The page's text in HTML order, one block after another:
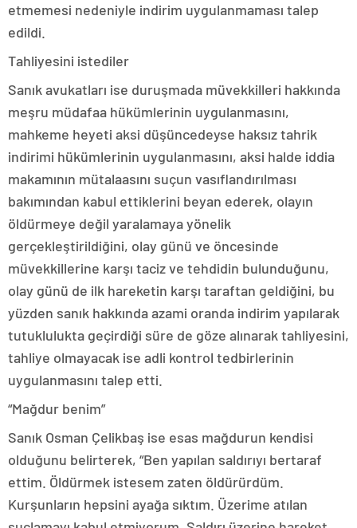
etmemesi nedeniyle indirim uygulanmaması talep
edildi.
Tahliyesini istediler
Sanık avukatları ise duruşmada müvekkilleri hakkında
meşru müdafaa hükümlerinin uygulanmasını,
mahkeme heyeti aksi düşüncedeyse haksız tahrik
indirimi hükümlerinin uygulanmasını, aksi halde iddia
makamının mütalaasını suçun vasıflandırılması
bakımından kabul ettiklerini beyan ederek, olayın
öldürmeye değil yaralamaya yönelik
gerçekleştirildiğini, olay günü ve öncesinde
müvekkillerine karşı taciz ve tehdidin bulunduğunu,
olay günü de ilk hareketin karşı taraftan geldiğini, bu
yüzden sanık hakkında azami oranda indirim yapılarak
tutuklulukta geçirdiği süre de göze alınarak tahliyesini,
tahliye olmayacak ise adli kontrol tedbirlerinin
uygulanmasını talep etti.
“Mağdur benim”
Sanık Osman Çelikbaş ise esas mağdurun kendisi
olduğunu belirterek, “Ben yapılan saldırıyı bertaraf
ettim. Öldürmek istesem zaten öldürürdüm.
Kurşunların hepsini ayağa sıktım. Üzerime atılan